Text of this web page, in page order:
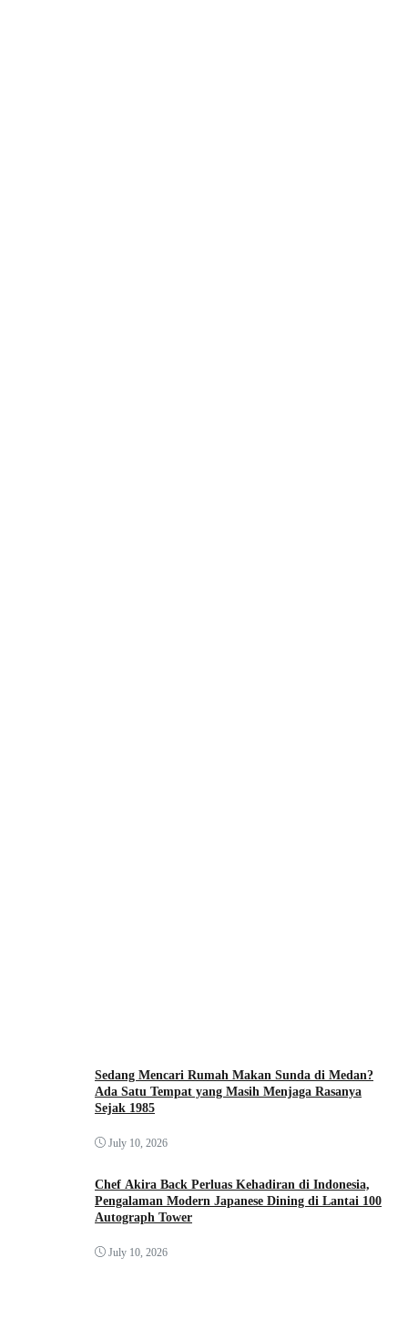
Sedang Mencari Rumah Makan Sunda di Medan?
Ada Satu Tempat yang Masih Menjaga Rasanya
Sejak 1985
July 10, 2026
Chef Akira Back Perluas Kehadiran di Indonesia,
Pengalaman Modern Japanese Dining di Lantai 100
Autograph Tower
July 10, 2026